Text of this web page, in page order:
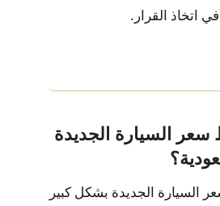
اتخاذ القرار.
السيارة الجديدة
السيارة الجديدة بشكل كبير